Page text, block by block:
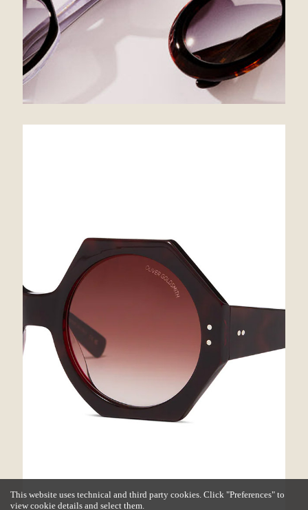
This website uses technical and third party cookies. Click "Preferences" to
view cookie details and select them.